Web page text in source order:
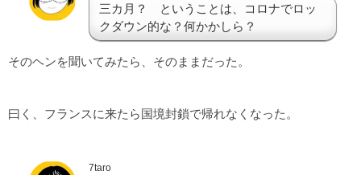
三カ月？ ということは、コロナでロッ
クダウン的な？何かかしら？
そのヘンを聞いてみたら、そのままだった。
曰く、フランスに来たら国境封鎖で帰れなくなった。
7taro